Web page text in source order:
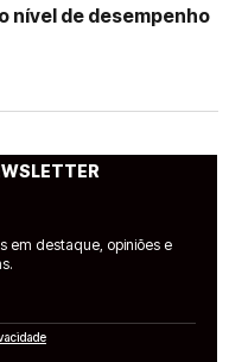
nível de desempenho
em destaque, opiniões e